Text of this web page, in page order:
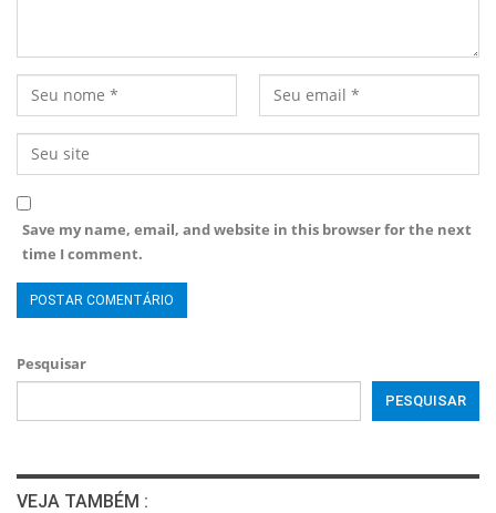
Save my name, email, and website in this browser for the next
time I comment.
Pesquisar
PESQUISAR
VEJA TAMBÉM :